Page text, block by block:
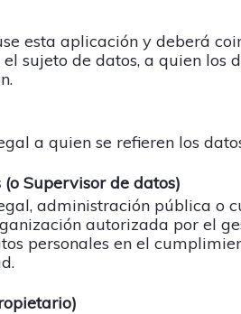
esta aplicación y deberá
sujeto de datos, a quien los
a quien se refieren los
Supervisor de datos)
administración pública o
autorizada por el
personales en el